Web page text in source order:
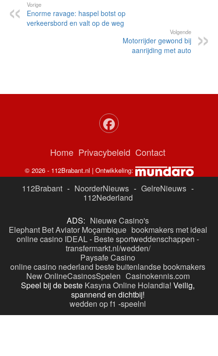
Vorige
Enorme ravage: haspel botst op
verkeersbord en valt op de weg
Volgende
Motorrijder gewond bij
aanrijding met auto
Home Privacybeleid Contact
© 2026 - 112Brabant.nl | Ontwikkeling:
112Brabant - NoorderNieuws - GelreNieuws -
112Nederland
ADS: Nieuwe Casino's
Elephant Bet Aviator Moçambique bookmakers met ideal
online casino IDEAL- Beste sportweddenschappen -
transfermarkt.nl/wedden/
Paysafe Casino
online casino nederland beste buitenlandse bookmakers
New OnlineCasinosSpelen Casinokennis.com
Speel bij de beste Kasyna Online Holandia! Veilig,
spannend en dichtbij!
wedden op f1 -speelnl